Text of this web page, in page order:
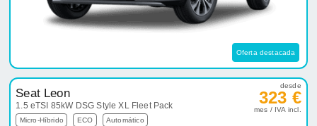
Oferta destacada
Seat Leon
1.5 eTSI 85kW DSG Style XL Fleet Pack
Micro-Híbrido ECO Automático
desde
323 €
mes / IVA incl.